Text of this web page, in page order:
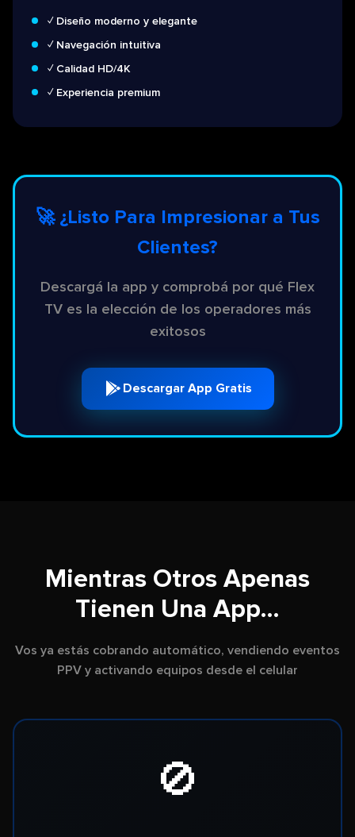
✓ Diseño moderno y elegante
✓ Navegación intuitiva
✓ Calidad HD/4K
✓ Experiencia premium
🚀 ¿Listo Para Impresionar a Tus
Clientes?
Descargá la app y comprobá por qué Flex
TV es la elección de los operadores más
exitosos
Descargar App Gratis
Mientras Otros Apenas
Tienen Una App...
Vos ya estás cobrando automático, vendiendo eventos
PPV y activando equipos desde el celular
🚫